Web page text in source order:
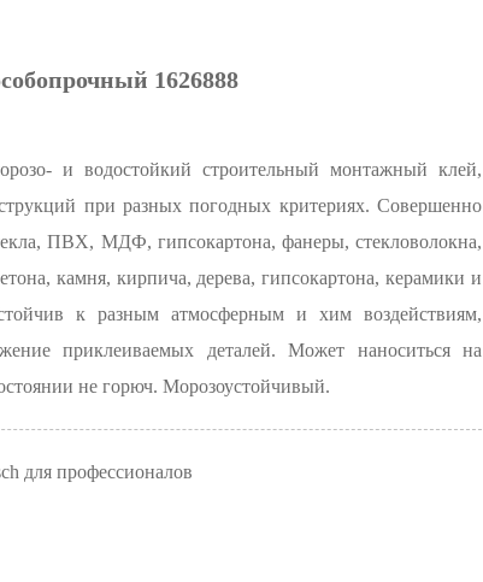
1626888
и водостойкий строительный монтажный клей,
при разных погодных критериях. Совершенно
ПВХ, МДФ, гипсокартона, фанеры, стекловолокна,
камня, кирпича, дерева, гипсокартона, керамики и
к разным атмосферным и хим воздействиям,
приклеиваемых деталей. Может наноситься на
не горюч. Морозоустойчивый.
для профессионалов